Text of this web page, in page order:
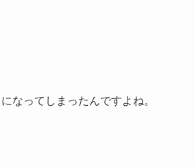
なってしまったんですよね。